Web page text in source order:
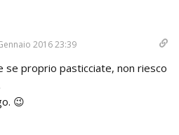
2016 23:39
se proprio pasticciate, non riesco
😉